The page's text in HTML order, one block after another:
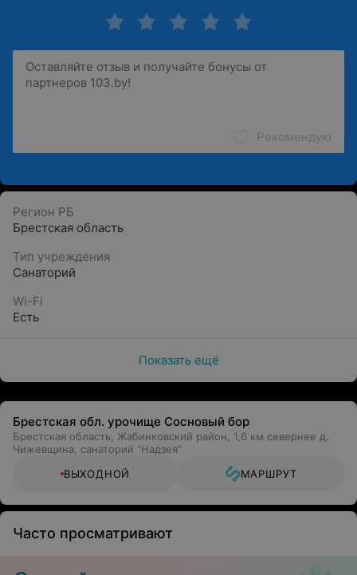
Рекомендую
Регион РБ
Брестская область
Тип учреждения
Санаторий
Wi-Fi
Есть
Показать ещё
Брестская обл. урочище Сосновый бор
Брестская область, Жабинковский район, 1,6 км севернее д.
Чижевщина, санаторий "Надзея"
ВЫХОДНОЙ
МАРШРУТ
Часто просматривают